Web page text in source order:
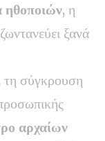
ηθοποιών, η
ζωντανεύει ξανά
τη σύγκρουση
αρχαίων